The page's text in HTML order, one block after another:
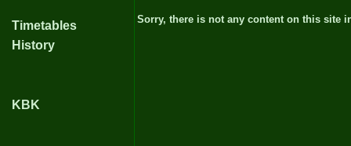
Timetables
History
KBK
Sorry, there is not any content on this site